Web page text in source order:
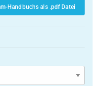
Handbuchs als .pdf Datei